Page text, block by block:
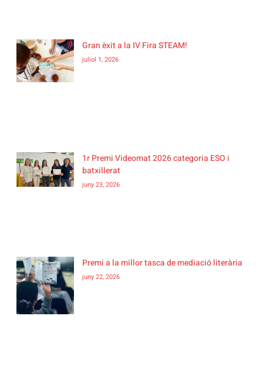
Gran èxit a la IV Fira STEAM!
juliol 1, 2026
1r Premi Videomat 2026 categoria ESO i
batxillerat
juny 23, 2026
Premi a la millor tasca de mediació literària
juny 22, 2026